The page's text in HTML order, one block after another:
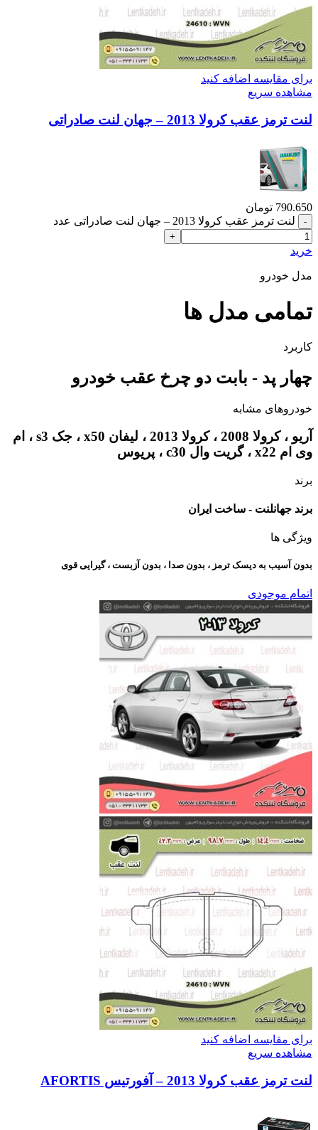
برای مقایسه اضافه کنید
مشاهده سریع
لنت ترمز عقب کرولا 2013 – جهان لنت صادراتی
790.650 تومان
لنت ترمز عقب کرولا 2013 – جهان لنت صادراتی عدد
خرید
مدل خودرو
تمامی مدل ها
کاربرد
چهار پد - بابت دو چرخ عقب خودرو
خودروهای مشابه
آریو ، کرولا 2008 ، کرولا 2013 ، لیفان x50 ، جک s3 ، ام
وی ام x22 ، گریت وال c30 ، پریوس
برند
برند جهانلنت - ساخت ایران
ویژگی ها
بدون آسیب به دیسک ترمز ، بدون صدا ، بدون آزبست ، گیرایی قوی​
اتمام موجودی
برای مقایسه اضافه کنید
مشاهده سریع
لنت ترمز عقب کرولا 2013 – آفورتیس AFORTIS